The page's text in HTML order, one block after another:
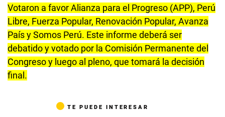
Votaron a favor Alianza para el Progreso (APP), Perú
Libre, Fuerza Popular, Renovación Popular, Avanza
País y Somos Perú. Este informe deberá ser
debatido y votado por la Comisión Permanente del
Congreso y luego al pleno, que tomará la decisión
final.
TE PUEDE INTERESAR